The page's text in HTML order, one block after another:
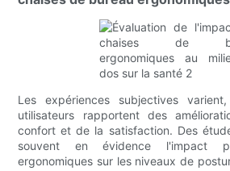
Les expériences subjectives
utilisateurs rapportent des
confort et de la satisfaction. Des
souvent en évidence l'impact
ergonomiques sur les niveaux de